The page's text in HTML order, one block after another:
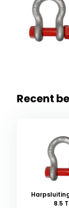
Recent
Harpsluiting
8.5